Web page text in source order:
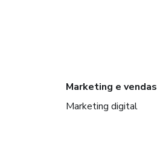
Marketing e vendas
Marketing digital